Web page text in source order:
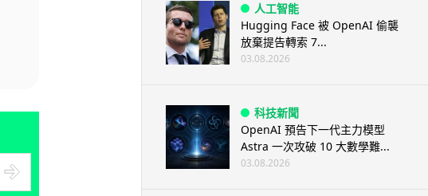
人工智能
Hugging Face 被 OpenAI 偷襲
放棄提告轉索 7...
03.08.2026
科技新聞
OpenAI 預告下一代主力模型
Astra 一次攻破 10 大數學難...
03.08.2026